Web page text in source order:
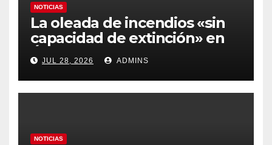
NOTICIAS
La oleada de incendios «sin
capacidad de extinción» en
Ávila y al oeste de Madrid
obliga a declarar la
emergencia nacional
JUL 28, 2026 ADMINS
NOTICIAS